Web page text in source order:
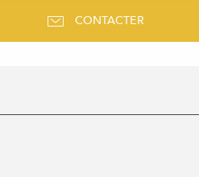
CONTACTER